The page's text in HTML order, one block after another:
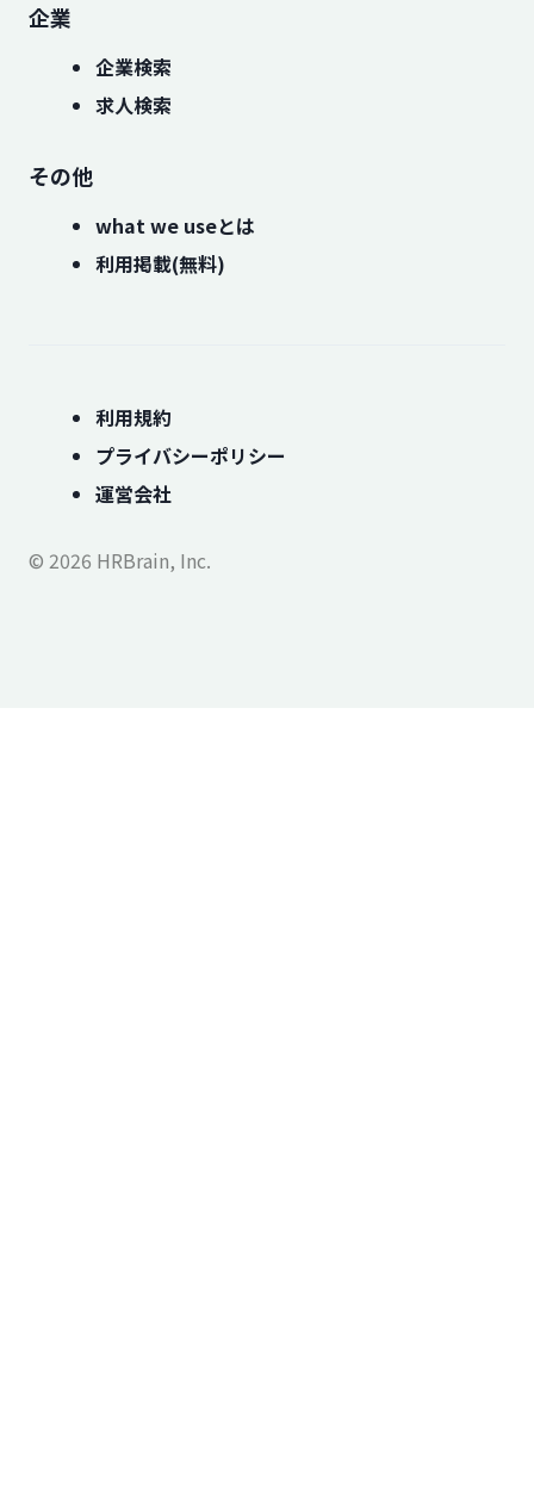
企業
企業検索
求人検索
その他
what we useとは
利用掲載(無料)
利用規約
プライバシーポリシー
運営会社
© 2026 HRBrain, Inc.